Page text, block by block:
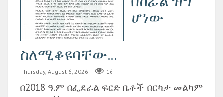
ሆነው
ስለሚቆዩባቸው...
Thursday, August 6, 2026 16
በ2018 ዓ.ም በፌደራል ፍርድ ቤቶች በርካታ መልካም